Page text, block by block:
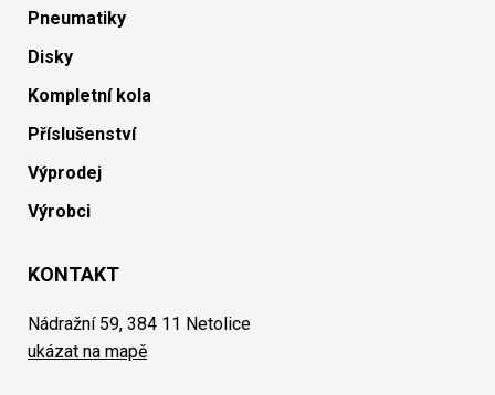
Pneumatiky
Disky
Kompletní kola
Příslušenství
Výprodej
Výrobci
KONTAKT
Nádražní 59, 384 11 Netolice
ukázat na mapě